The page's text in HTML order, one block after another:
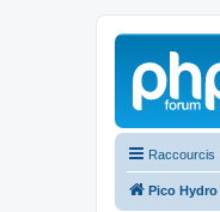
Raccourcis
Pico Hydro